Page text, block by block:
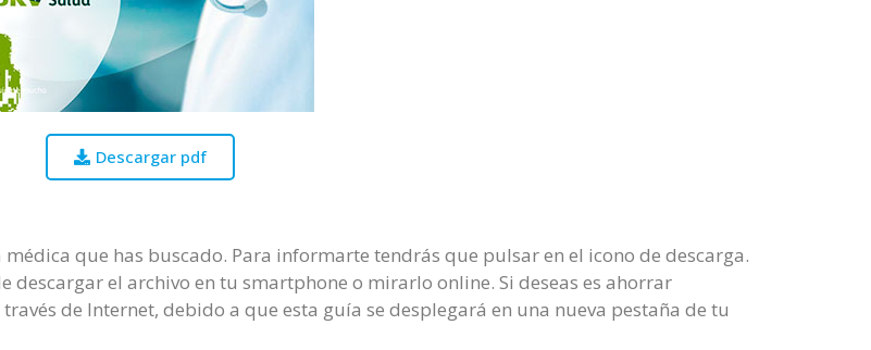
Descargar pdf
que has buscado. Para informarte tendrás que pulsar en el icono de descarga.
descargar el archivo en tu smartphone o mirarlo online. Si deseas es ahorrar
de Internet, debido a que esta guía se desplegará en una nueva pestaña de tu